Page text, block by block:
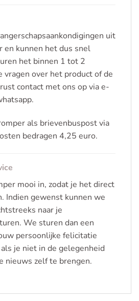
uit
en kunnen het dus snel
het binnen 1 tot 2
vragen over het product of de
contact met ons op via e-
als brievenbuspost via
bedragen 4,25 euro.
mooi in, zodat je het direct
Indien gewenst kunnen we
naar je
We sturen dan een
persoonlijke felicitatie
je niet in de gelegenheid
nieuws zelf te brengen.